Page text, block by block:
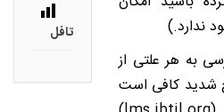
ندارد.)
به هر علتی از
شدید کافی است
تافل